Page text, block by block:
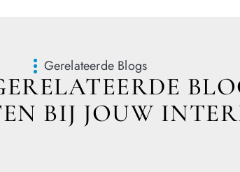
Gerelateerde Blogs
BIJ JOUW